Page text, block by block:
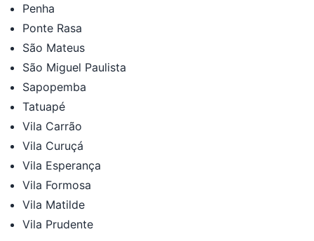
Penha
Ponte Rasa
São Mateus
São Miguel Paulista
Sapopemba
Tatuapé
Vila Carrão
Vila Curuçá
Vila Esperança
Vila Formosa
Vila Matilde
Vila Prudente